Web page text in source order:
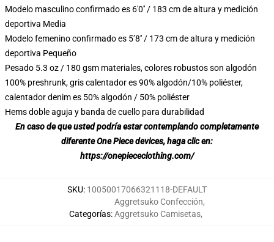
Modelo masculino confirmado es 6'0′′ / 183 cm de altura y medición
deportiva Media
Modelo femenino confirmado es 5’8′′ / 173 cm de altura y medición
deportiva Pequeño
Pesado 5.3 oz / 180 gsm materiales, colores robustos son algodón
100% preshrunk, gris calentador es 90% algodón/10% poliéster,
calentador denim es 50% algodón / 50% poliéster
Hems doble aguja y banda de cuello para durabilidad
En caso de que usted podría estar contemplando completamente
diferente One Piece devices, haga clic en:
https://onepiececlothing.com/
SKU: 10050017066321118-DEFAULT
Categorías:
Aggretsuko Confección,
Aggretsuko Camisetas,